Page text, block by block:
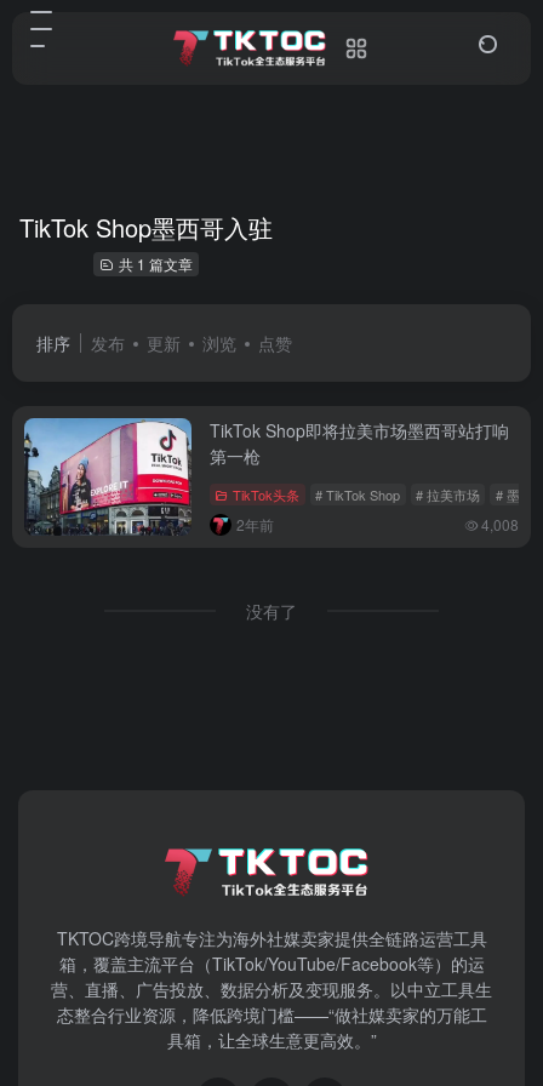
TikTok Shop墨西哥入驻
共 1 篇文章
排序 发布 更新 浏览 点赞
TikTok Shop即将拉美市场墨西哥站打响
第一枪
TikTok头条 # TikTok Shop # 拉美市场 # 墨西
2年前 4,008
没有了
TKTOC跨境导航​专注为海外社媒卖家提供全链路运营工具
箱，覆盖主流平台（TikTok/YouTube/Facebook等）​的运
营、直播、广告投放、数据分析及变现服务。以中立工具生
态整合行业资源，降低跨境门槛——“做社媒卖家的万能工
具箱，让全球生意更高效。”